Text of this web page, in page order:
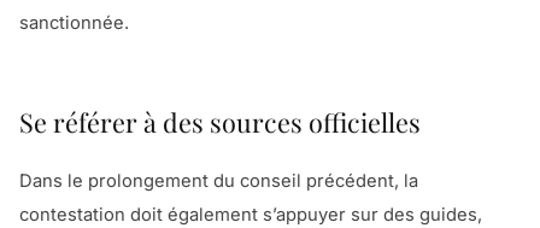
sanctionnée.
Se référer à des sources officielles
Dans le prolongement du conseil précédent, la
contestation doit également s’appuyer sur des guides,